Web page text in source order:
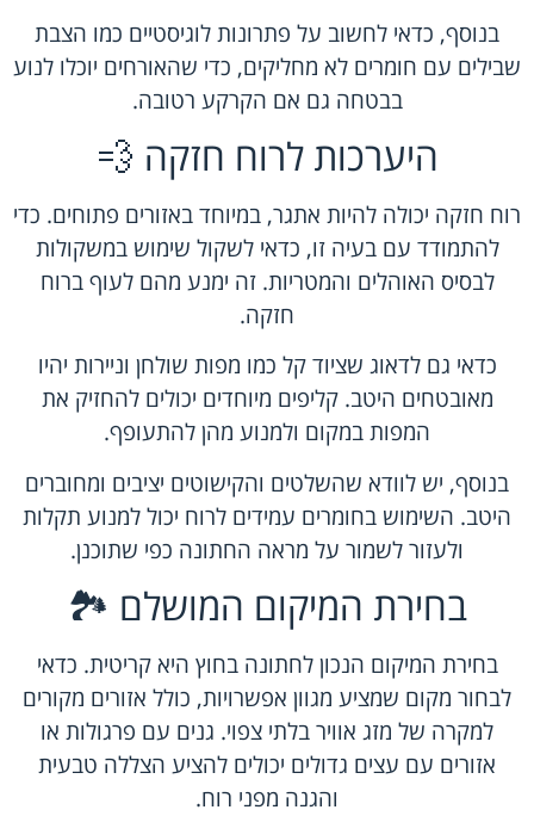
בנוסף, כדאי לחשוב על פתרונות לוגיסטיים כמו הצבת
שבילים עם חומרים לא מחליקים, כדי שהאורחים יוכלו לנוע
בבטחה גם אם הקרקע רטובה.
היערכות לרוח חזקה 💨
רוח חזקה יכולה להיות אתגר, במיוחד באזורים פתוחים. כדי
להתמודד עם בעיה זו, כדאי לשקול שימוש במשקולות
לבסיס האוהלים והמטריות. זה ימנע מהם לעוף ברוח
חזקה.
כדאי גם לדאוג שציוד קל כמו מפות שולחן וניירות יהיו
מאובטחים היטב. קליפים מיוחדים יכולים להחזיק את
המפות במקום ולמנוע מהן להתעופף.
בנוסף, יש לוודא שהשלטים והקישוטים יציבים ומחוברים
היטב. השימוש בחומרים עמידים לרוח יכול למנוע תקלות
ולעזור לשמור על מראה החתונה כפי שתוכנן.
בחירת המיקום המושלם 🏞️
בחירת המיקום הנכון לחתונה בחוץ היא קריטית. כדאי
לבחור מקום שמציע מגוון אפשרויות, כולל אזורים מקורים
למקרה של מזג אוויר בלתי צפוי. גנים עם פרגולות או
אזורים עם עצים גדולים יכולים להציע הצללה טבעית
והגנה מפני רוח.